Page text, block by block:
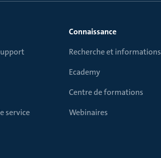
service
Connaissance
Recherche et informations
Ecademy
Centre de formations
Webinaires